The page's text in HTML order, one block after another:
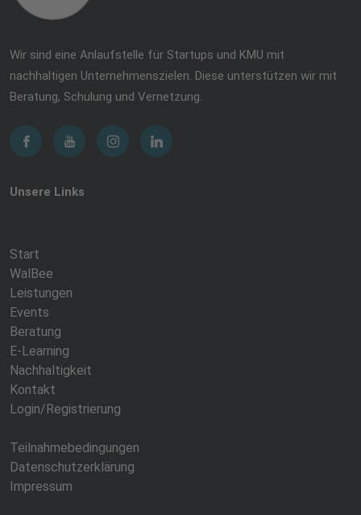
Wir sind eine Anlaufstelle für Startups und KMU mit
nachhaltigen Unternehmenszielen. Diese unterstützen wir mit
Beratung, Schulung und Vernetzung.
Unsere Links
Start
WalBee
Leistungen
Events
Beratung
E-Learning
Nachhaltigkeit
Kontakt
Login/Registrierung
Teilnahmebedingungen
Datenschutzerklärung
Impressum